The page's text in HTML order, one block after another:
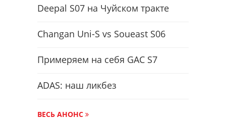
Deepal S07 на Чуйском тракте
Changan Uni-S vs Soueast S06
Примеряем на себя GAC S7
ADAS: наш ликбез
ВЕСЬ АНОНС